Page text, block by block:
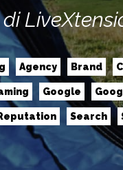
Agency Brand
Google
Search